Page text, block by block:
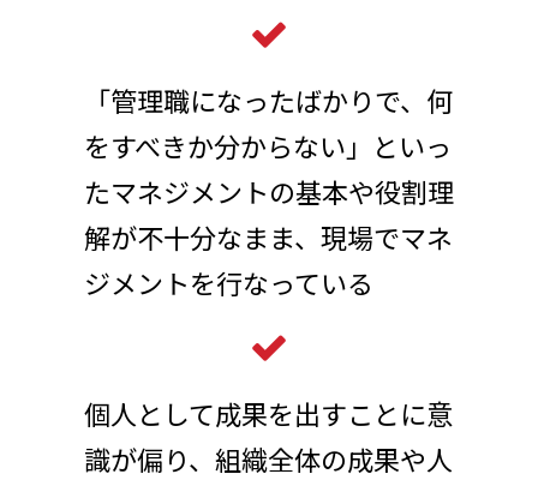
「管理職になったばかりで、何
をすべきか分からない」といっ
たマネジメントの基本や役割理
解が不十分なまま、現場でマネ
ジメントを行なっている
個人として成果を出すことに意
識が偏り、組織全体の成果や人